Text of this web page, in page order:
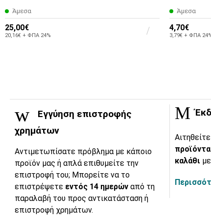
Άμεσα
25,00€
20,16€ + ΦΠΑ 24%
Άμεσα
4,70€
3,79€ + ΦΠΑ
Εγγύηση επιστροφής
χρημάτων
Αντιμετωπίσατε πρόβλημα με κάποιο
προϊόν μας ή απλά επιθυμείτε την
επιστροφή του; Μπορείτε να το
επιστρέψετε εντός 14 ημερών από τη
παραλαβή του προς αντικατάσταση ή
επιστροφή χρημάτων.
καλάθι